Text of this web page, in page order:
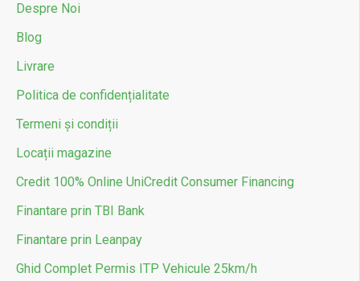
Despre Noi
Blog
Livrare
Politica de confidențialitate
Termeni și condiții
Locații magazine
Credit 100% Online UniCredit Consumer Financing
Finantare prin TBI Bank
Finantare prin Leanpay
Ghid Complet Permis ITP Vehicule 25km/h